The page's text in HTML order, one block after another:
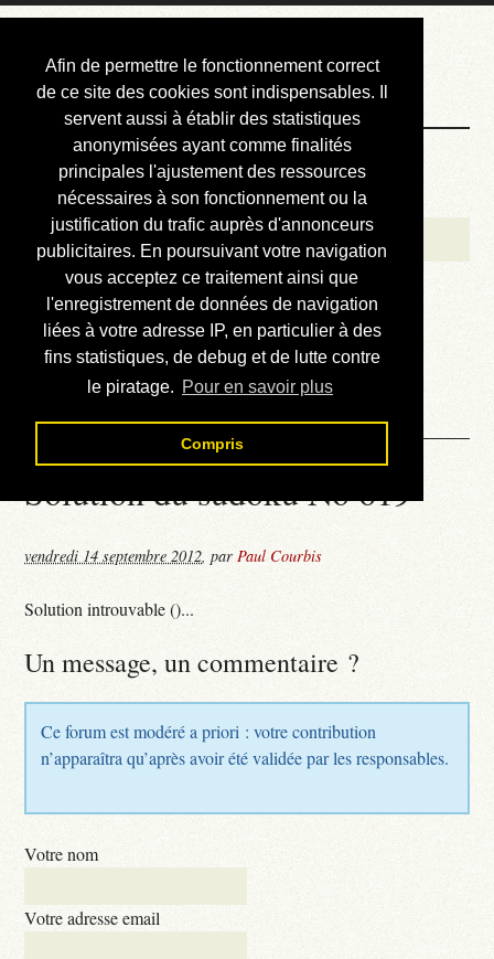
Afin de permettre le fonctionnement correct
de ce site des cookies sont indispensables. Il
servent aussi à établir des statistiques
anonymisées ayant comme finalités
principales l'ajustement des ressources
nécessaires à son fonctionnement ou la
justification du trafic auprès d'annonceurs
publicitaires. En poursuivant votre navigation
vous acceptez ce traitement ainsi que
l'enregistrement de données de navigation
liées à votre adresse IP, en particulier à des
fins statistiques, de debug et de lutte contre
le piratage. Pour en savoir plus
Compris
Courbis, « LE »
Blog Officiel
Bienvenue
Réalisations
Divers (et d’été)
Annonces
Liens externes
Téléchargement
Contact
Solution du sudoku No 619
vendredi 14 septembre 2012,parPaul Courbis
Solution introuvable ()...
Un message, un commentaire ?
Ce forum est modéré a priori : votre contribution
n’apparaîtra qu’après avoir été validée par les responsables.
Votre nom
Votre adresse email